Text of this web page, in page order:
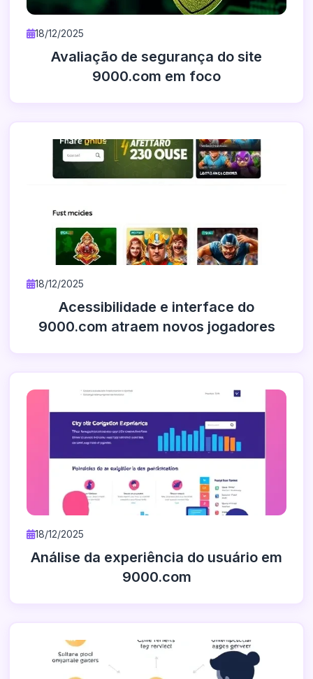
18/12/2025
Avaliação de segurança do site
9000.com em foco
18/12/2025
Acessibilidade e interface do
9000.com atraem novos jogadores
18/12/2025
Análise da experiência do usuário em
9000.com